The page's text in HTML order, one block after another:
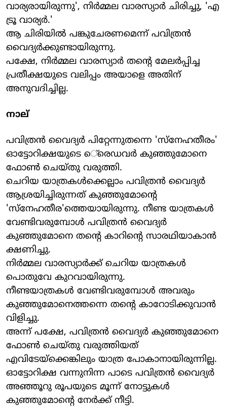
വാര്യരായിരുന്നു', നിര്‍മ്മല വാരസ്യാര്‍ ചിരിച്ചു, 'എ
ട്രൂ വാര്യര്‍.'
ആ ചിരിയില്‍ പങ്കുചേരണമെന്ന് പവിത്രന്‍
വൈദ്യര്‍ക്കുണ്ടായിരുന്നു.
പക്ഷേ, നിര്‍മ്മല വാരസ്യാര്‍ തന്റെ മേലര്‍പ്പിച്ച
പ്രതീക്ഷയുടെ വലിപ്പം അയാളെ അതിന്
അനുവദിച്ചില്ല.
നാല്
പവിത്രന്‍ വൈദ്യര്‍ പിറ്റേന്നുതന്നെ 'സ്‌നേഹതീരം'
ഓട്ടോറിക്ഷയുടെ െ്രെഡവര്‍ കുഞ്ഞുമോനെ
ഫോണ്‍ ചെയ്തു വരുത്തി.
ചെറിയ യാത്രകള്‍ക്കെല്ലാം പവിത്രന്‍ വൈദ്യര്‍
ആശ്രയിച്ചിരുന്നത് കുഞ്ഞുമോന്റെ
'സ്‌നേഹതീര'ത്തെയായിരുന്നു. നീണ്ട യാത്രകള്‍
വേണ്ടിവരുമ്പോള്‍ പവിത്രന്‍ വൈദ്യര്‍
കുഞ്ഞുമോനെ തന്റെ കാറിന്റെ സാരഥിയാകാന്‍
ക്ഷണിച്ചു.
നിര്‍മ്മല വാരസ്യാര്‍ക്ക് ചെറിയ യാത്രകള്‍
പൊതുവേ കുറവായിരുന്നു.
നീണ്ടയാത്രകള്‍ വേണ്ടിവരുമ്പോള്‍ അവരും
കുഞ്ഞുമോനെത്തന്നെ തന്റെ കാറോടിക്കുവാന്‍
വിളിച്ചു.
അന്ന് പക്ഷേ, പവിത്രന്‍ വൈദ്യര്‍ കുഞ്ഞുമോനെ
ഫോണ്‍ ചെയ്തു വരുത്തിയത്
എവിടേയ്‌ക്കെങ്കിലും യാത്ര പോകാനായിരുന്നില്ല.
ഓട്ടോറിക്ഷ വന്നുനിന്ന പാടെ പവിത്രന്‍ വൈദ്യര്‍
അഞ്ഞൂറു രൂപയുടെ മൂന്ന് നോട്ടുകള്‍
കുഞ്ഞുമോന്റെ നേര്‍ക്ക് നീട്ടി.